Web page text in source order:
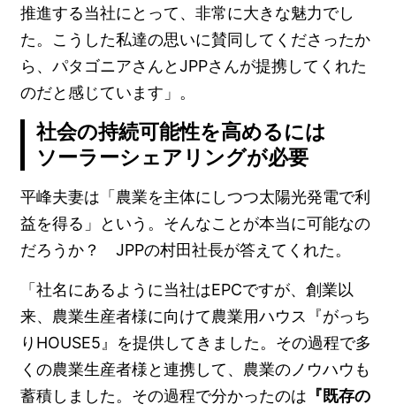
推進する当社にとって、非常に大きな魅力でし
た。こうした私達の思いに賛同してくださったか
ら、パタゴニアさんとJPPさんが提携してくれた
のだと感じています」。
社会の持続可能性を高めるには
ソーラーシェアリングが必要
平峰夫妻は「農業を主体にしつつ太陽光発電で利
益を得る」という。そんなことが本当に可能なの
だろうか？ JPPの村田社長が答えてくれた。
「社名にあるように当社はEPCですが、創業以
来、農業生産者様に向けて農業用ハウス『がっち
りHOUSE5』を提供してきました。その過程で多
くの農業生産者様と連携して、農業のノウハウも
蓄積しました。その過程で分かったのは 『既存の